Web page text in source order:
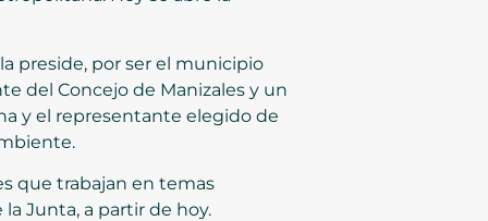
preside, por ser el municipio
del Concejo de Manizales y un
y el representante elegido de
que trabajan en temas
Junta, a partir de hoy.